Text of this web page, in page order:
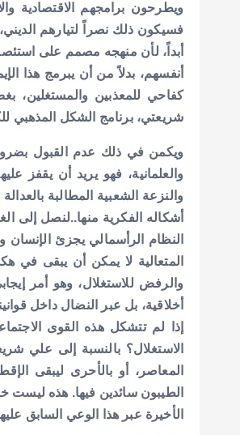
ويطرحون برامجهم الاقتصادية
فسيكون ذلك نصراً لتيارهم
أبداً، لأن منهجه مصمم على
أنفسهم، بدلاً من أن يبرمج هذا
كفاحي للمعذبين والمستغلين،
شريعتي، برنامج الشكل المذهبي
ويكمن في ذلك عدم القبول بضرورة
والعلمانية، فهو يريد أن يقفز
والنزعة الشعبية المطالبة
أشكاله الفكرية منها..لنصل إلى
النظام الرأسمالي يجزئ الإنسان
والرفض للاستغلال، وهو أمر
أخلاقية، بل عبر النضال داخل
إذا لم تتشكل هذه القوى
الاستغلال؟ بالنسبة إلى علي
المعاصر، أو بالأحرى ليبقى
الطيبون سائدين فيها. هذه ليست
الأخيرة عبر هذا الوعي السابق